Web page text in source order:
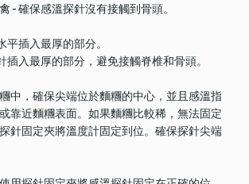
- 確保感溫探針沒有接觸到骨頭。
平插入最厚的部分。
插入最厚的部分，避免接觸脊椎和骨頭。
中，確保尖端位於麵糰的中心，並且感溫指
靠近麵糰表面。如果麵糰比較稀，無法固定
針固定夾將溫度計固定到位。確保探針尖端